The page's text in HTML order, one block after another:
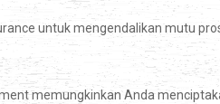
untuk mengendalikan mutu
memungkinkan Anda